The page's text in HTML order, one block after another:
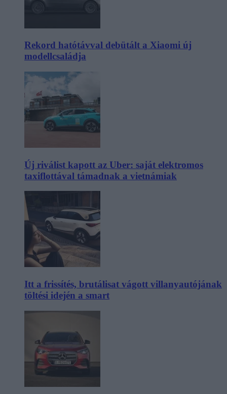
Rekord hatótávval debütált a Xiaomi új
modellcsaládja
Új riválist kapott az Uber: saját elektromos
taxiflottával támadnak a vietnámiak
Itt a frissítés, brutálisat vágott villanyautójának
töltési idején a smart